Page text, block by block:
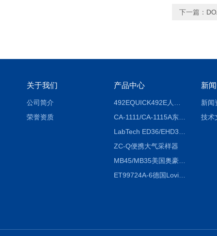
下一篇：
关于我们
公司简介
荣誉资质
产品中心
CA-1111/CA-1115A东京理化EYELA CA-1111/CA-1115A冷却水循环装置
ZC-Q便携大气采样器
MB45/MB35美国奥豪斯OHAUS MB45/MB35卤素红外水分测定仪
ET99724A-6德国Lovibond ET99724A-6微电脑BOD测定仪
新
新闻
技术